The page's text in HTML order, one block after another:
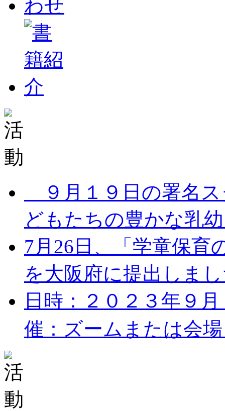
９月１９日の署名ス
どもたちの豊かな乳
7月26日、「学童保育
を大阪府に提出しま
日時：２０２３年９
催：ズームまたは会